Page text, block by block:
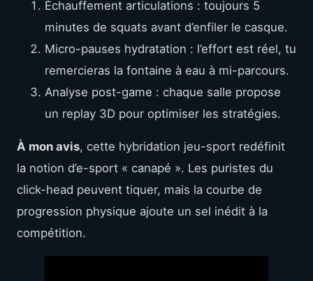
Échauffement articulations : toujours 5
minutes de squats avant d’enfiler le casque.
Micro-pauses hydratation : l’effort est réel, tu
remercieras la fontaine à eau à mi-parcours.
Analyse post-game : chaque salle propose
un replay 3D pour optimiser les stratégies.
À mon avis, cette hybridation jeu-sport redéfinit
la notion d’e-sport « canapé ». Les puristes du
click-head peuvent tiquer, mais la courbe de
progression physique ajoute un sel inédit à la
compétition.